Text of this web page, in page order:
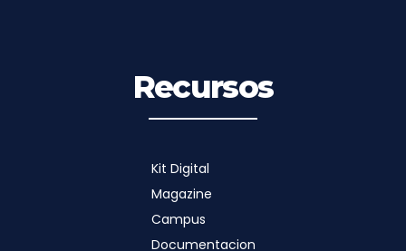
Recursos
Kit Digital
Magazine
Campus
Documentacion